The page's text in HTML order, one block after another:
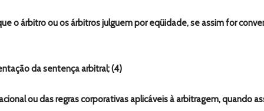
o árbitro ou os árbitros julguem por eqüidade, se assim for
da sentença arbitral; (4)
ou das regras corporativas aplicáveis à arbitragem, quando